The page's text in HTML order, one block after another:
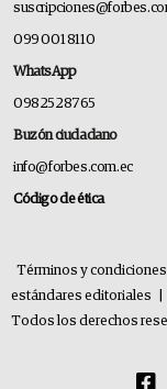
099 001 8110
WhatsApp
0982528765
Buzón ciudadano
info@forbes.com.ec
Código de ética
Términos y condiciones
estándares editoriales
Todos los derechos